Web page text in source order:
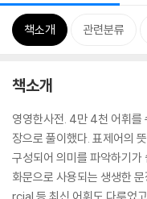
책소개 관련분류
책소개
영영한사전. 4만 4천 어휘를
장으로 풀이했다. 표제어의
구성되어 의미를 파악하기가
화문으로 사용되는 생생한